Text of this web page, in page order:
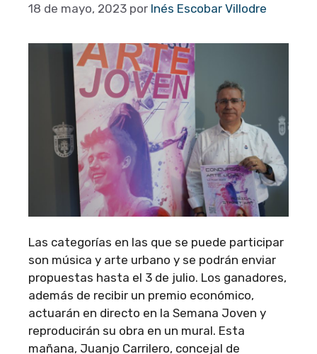
18 de mayo, 2023 por Inés Escobar Villodre
Las categorías en las que se puede participar
son música y arte urbano y se podrán enviar
propuestas hasta el 3 de julio. Los ganadores,
además de recibir un premio económico,
actuarán en directo en la Semana Joven y
reproducirán su obra en un mural. Esta
mañana, Juanjo Carrilero, concejal de